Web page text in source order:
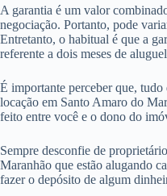
A garantia é um valor
negociação. Portanto, pode
Entretanto, o habitual é que a
referente a dois meses de
É importante perceber que,
locação em Santo Amaro do
feito entre você e o dono do
Sempre desconfie de
Maranhão que estão alugando
fazer o depósito de algum